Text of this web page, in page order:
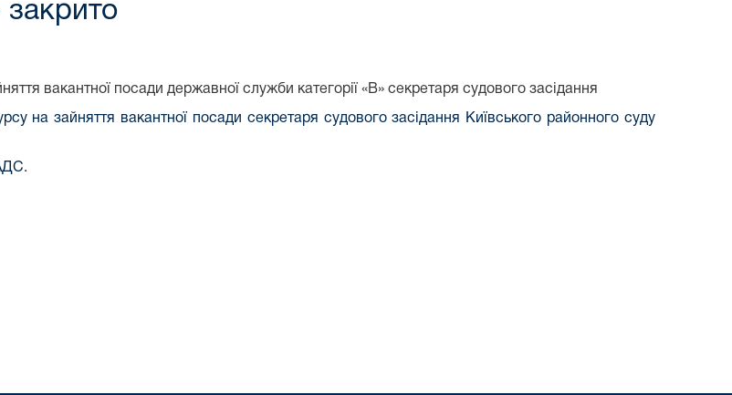
закрито
вакантної посади державної служби категорії «В» секретаря судового засідання
на зайняття вакантної посади секретаря судового засідання Київського районного суду
.